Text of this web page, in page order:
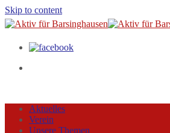
Skip to content
Aktuelles
Verein
Unsere Themen